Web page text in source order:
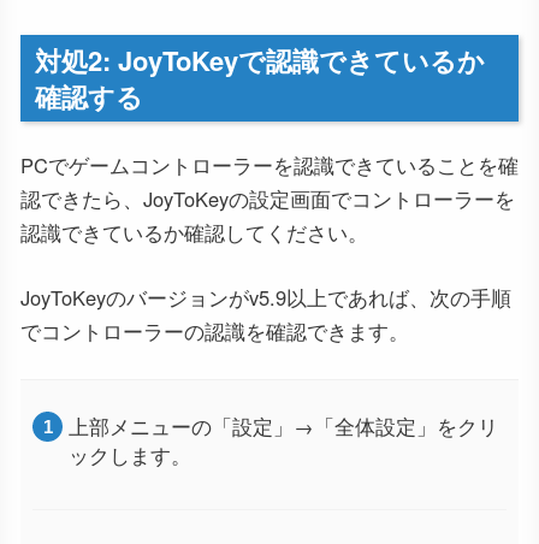
対処2: JoyToKeyで認識できているか
確認する
PCでゲームコントローラーを認識できていることを確
認できたら、JoyToKeyの設定画面でコントローラーを
認識できているか確認してください。
JoyToKeyのバージョンがv5.9以上であれば、次の手順
でコントローラーの認識を確認できます。
上部メニューの「設定」→「全体設定」をクリ
ックします。